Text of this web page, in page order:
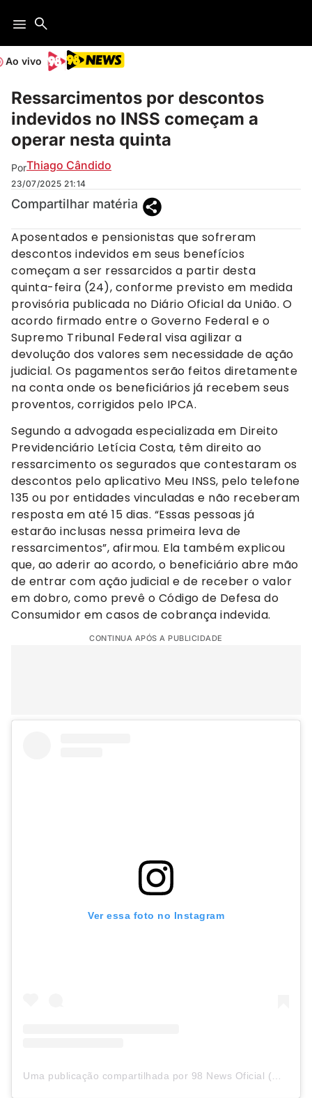
Ao vivo
Ressarcimentos por descontos
indevidos no INSS começam a
operar nesta quinta
PorThiago Cândido
23/07/2025 21:14
Compartilhar matéria
Aposentados e pensionistas que sofreram
descontos indevidos em seus benefícios
começam a ser ressarcidos a partir desta
quinta-feira (24), conforme previsto em medida
provisória publicada no Diário Oficial da União. O
acordo firmado entre o Governo Federal e o
Supremo Tribunal Federal visa agilizar a
devolução dos valores sem necessidade de ação
judicial. Os pagamentos serão feitos diretamente
na conta onde os beneficiários já recebem seus
proventos, corrigidos pelo IPCA.
Segundo a advogada especializada em Direito
Previdenciário Letícia Costa, têm direito ao
ressarcimento os segurados que contestaram os
descontos pelo aplicativo Meu INSS, pelo telefone
135 ou por entidades vinculadas e não receberam
resposta em até 15 dias. “Essas pessoas já
estarão inclusas nessa primeira leva de
ressarcimentos”, afirmou. Ela também explicou
que, ao aderir ao acordo, o beneficiário abre mão
de entrar com ação judicial e de receber o valor
em dobro, como prevê o Código de Defesa do
Consumidor em casos de cobrança indevida.
CONTINUA APÓS A PUBLICIDADE
Ver essa foto no Instagram
Uma publicação compartilhada por 98 News Oficial (@98newsoficial)